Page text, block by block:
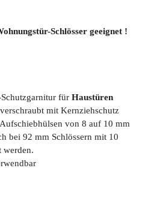
Schlösser geeignet !
für Haustüren
mit Kernziehschutz
von 8 auf 10 mm
bei 92 mm Schlössern mit 10
werden.